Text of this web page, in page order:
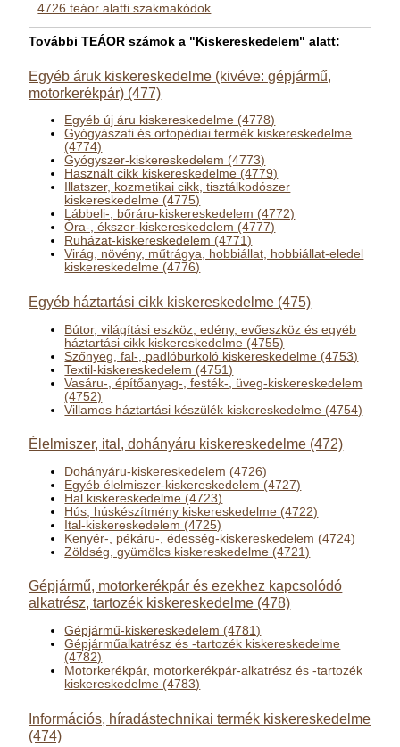
4726 teáor alatti szakmakódok
További TEÁOR számok a "Kiskereskedelem" alatt:
Egyéb áruk kiskereskedelme (kivéve: gépjármű,
motorkerékpár) (477)
Egyéb új áru kiskereskedelme (4778)
Gyógyászati és ortopédiai termék kiskereskedelme
(4774)
Gyógyszer-kiskereskedelem (4773)
Használt cikk kiskereskedelme (4779)
Illatszer, kozmetikai cikk, tisztálkodószer
kiskereskedelme (4775)
Lábbeli-, bőráru-kiskereskedelem (4772)
Óra-, ékszer-kiskereskedelem (4777)
Ruházat-kiskereskedelem (4771)
Virág, növény, műtrágya, hobbiállat, hobbiállat-eledel
kiskereskedelme (4776)
Egyéb háztartási cikk kiskereskedelme (475)
Bútor, világítási eszköz, edény, evőeszköz és egyéb
háztartási cikk kiskereskedelme (4755)
Szőnyeg, fal-, padlóburkoló kiskereskedelme (4753)
Textil-kiskereskedelem (4751)
Vasáru-, építőanyag-, festék-, üveg-kiskereskedelem
(4752)
Villamos háztartási készülék kiskereskedelme (4754)
Élelmiszer, ital, dohányáru kiskereskedelme (472)
Dohányáru-kiskereskedelem (4726)
Egyéb élelmiszer-kiskereskedelem (4727)
Hal kiskereskedelme (4723)
Hús, húskészítmény kiskereskedelme (4722)
Ital-kiskereskedelem (4725)
Kenyér-, pékáru-, édesség-kiskereskedelem (4724)
Zöldség, gyümölcs kiskereskedelme (4721)
Gépjármű, motorkerékpár és ezekhez kapcsolódó
alkatrész, tartozék kiskereskedelme (478)
Gépjármű-kiskereskedelem (4781)
Gépjárműalkatrész és -tartozék kiskereskedelme
(4782)
Motorkerékpár, motorkerékpár-alkatrész és -tartozék
kiskereskedelme (4783)
Információs, híradástechnikai termék kiskereskedelme
(474)